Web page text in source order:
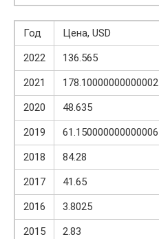
Год
Цена, USD
2022
136.565
2021
178.10000000000002
2020
48.635
2019
61.150000000000006
2018
84.28
2017
41.65
2016
3.8025
2015
2.83